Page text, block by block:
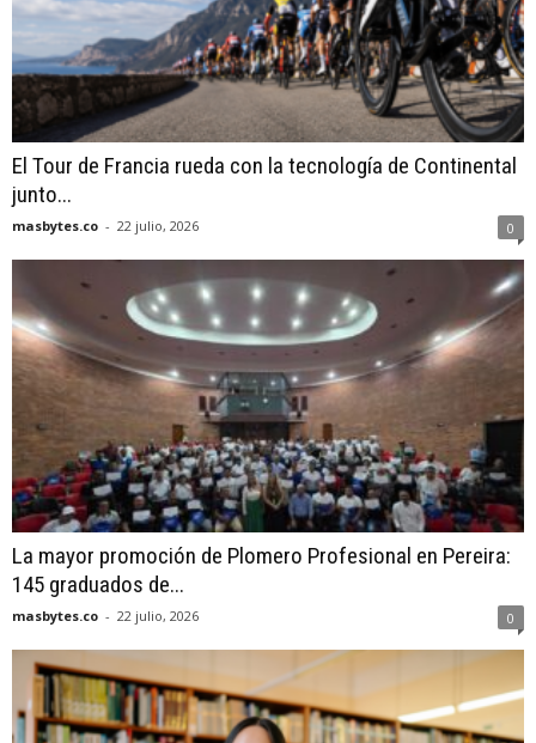
El Tour de Francia rueda con la tecnología de Continental
junto...
masbytes.co - 22 julio, 2026 0
La mayor promoción de Plomero Profesional en Pereira:
145 graduados de...
masbytes.co - 22 julio, 2026 0